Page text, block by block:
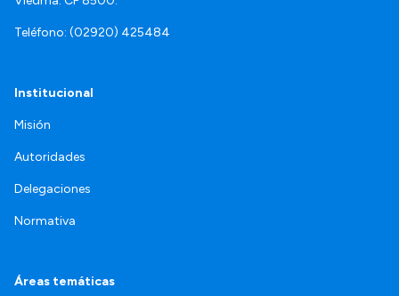
Teléfono: (02920) 425484
Institucional
Misión
Autoridades
Delegaciones
Normativa
Áreas temáticas